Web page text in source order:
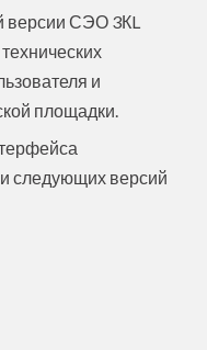
версии СЭО 3КL
и
площадки.
следующих версий